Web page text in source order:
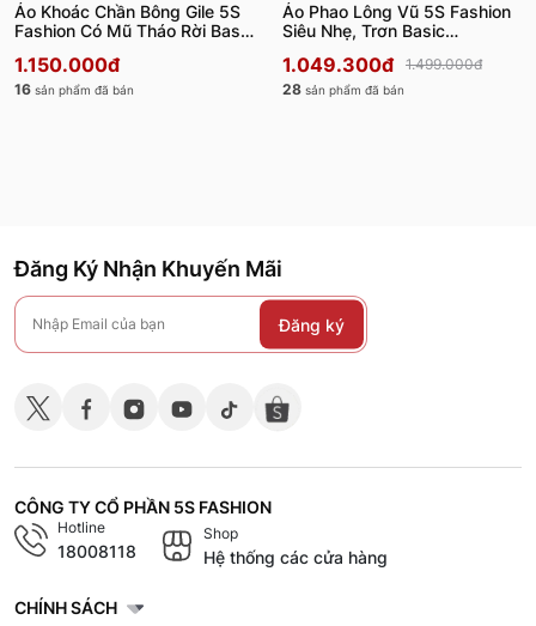
Áo Khoác Chần Bông Gile 5S
Fashion Có Mũ Tháo Rời Basic
1.150.000đ
16 sản phẩm đã bán
Áo Phao Lông Vũ 5S Fashion
Siêu Nhẹ, Trơn Basic
1.049.300đ
1.499.000đ
28 sản phẩm đã bán
Đăng Ký Nhận Khuyến Mãi
Đăng ký
CÔNG TY CỔ PHẦN 5S FASHION
Hotline
18008118
Shop
Hệ thống các cửa hàng
CHÍNH SÁCH